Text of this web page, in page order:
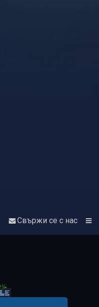
Свържи се с нас